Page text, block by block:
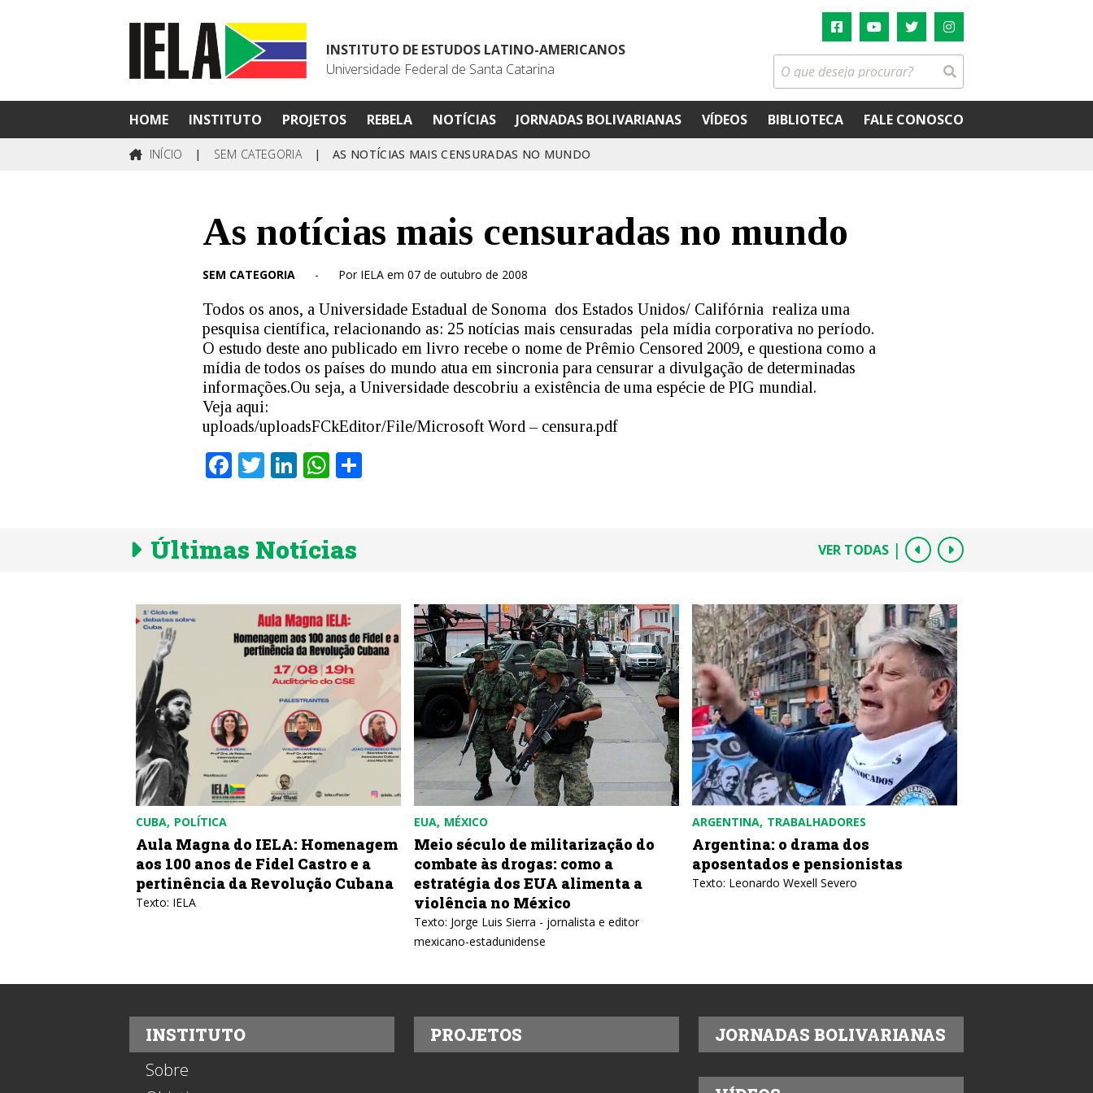
INSTITUTO DE ESTUDOS LATINO-AMERICANOS
Universidade Federal de Santa Catarina
HOME INSTITUTO PROJETOS REBELA NOTÍCIAS JORNADAS BOLIVARIANAS VÍDEOS BIBLIOTECA FALE CONOSCO
INÍCIO | SEM CATEGORIA | AS NOTÍCIAS MAIS CENSURADAS NO MUNDO
As notícias mais censuradas no mundo
SEM CATEGORIA - Por IELA em 07 de outubro de 2008
Todos os anos, a Universidade Estadual de Sonoma dos Estados Unidos/ Califórnia realiza uma
pesquisa científica, relacionando as: 25 notícias mais censuradas pela mídia corporativa no período.
O estudo deste ano publicado em livro recebe o nome de Prêmio Censored 2009, e questiona como a
mídia de todos os países do mundo atua em sincronia para censurar a divulgação de determinadas
informações.Ou seja, a Universidade descobriu a existência de uma espécie de PIG mundial.
Veja aqui:
uploads/uploadsFCkEditor/File/Microsoft Word – censura.pdf
Facebook
TwitterLinkedInWhatsApp
Últimas Notícias VER TODAS |
CUBA POLÍTICA
Aula Magna do IELA: Homenagem
aos 100 anos de Fidel Castro e a
pertinência da Revolução Cubana
Texto: IELA
EUA MÉXICO
Meio século de militarização do
combate às drogas: como a
estratégia dos EUA alimenta a
violência no México
Texto: Jorge Luis Sierra - jornalista e editor
mexicano-estadunidense
ARGENTINA TRABALHADORES
Argentina: o drama dos
aposentados e pensionistas
Texto: Leonardo Wexell Severo
INSTITUTO
Sobre
PROJETOS JORNADAS BOLIVARIANAS